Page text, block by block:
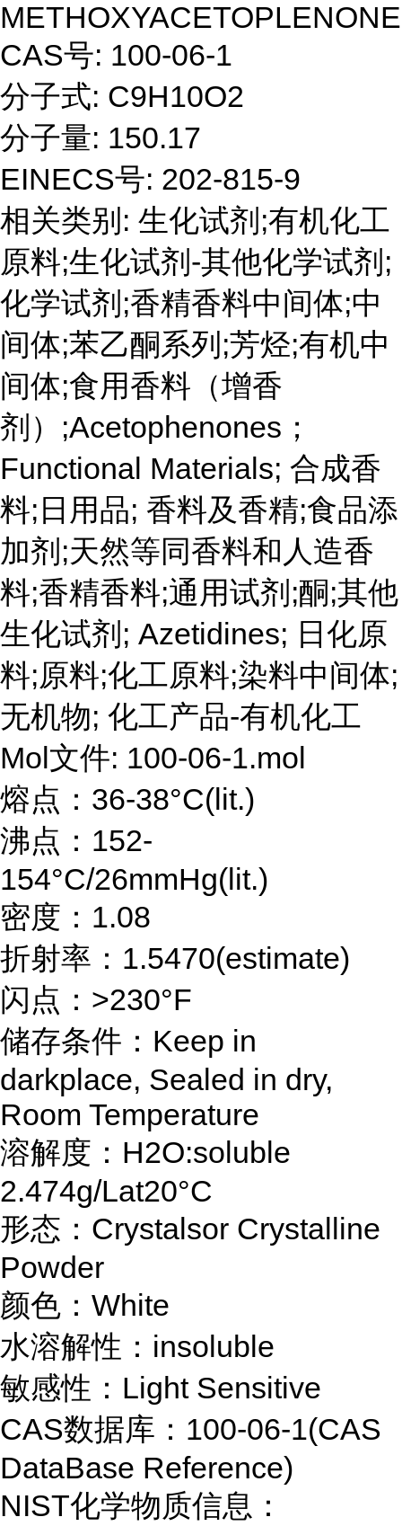
METHOXYACETOPLENONE
CAS号: 100-06-1
分子式: C9H10O2
分子量: 150.17
EINECS号: 202-815-9
相关类别: 生化试剂;有机化工
原料;生化试剂-其他化学试剂;
化学试剂;香精香料中间体;中
间体;苯乙酮系列;芳烃;有机中
间体;食用香料（增香
剂）;Acetophenones；
Functional Materials; 合成香
料;日用品; 香料及香精;食品添
加剂;天然等同香料和人造香
料;香精香料;通用试剂;酮;其他
生化试剂; Azetidines; 日化原
料;原料;化工原料;染料中间体;
无机物; 化工产品-有机化工
Mol文件: 100-06-1.mol
熔点：36-38°C(lit.)
沸点：152-
154°C/26mmHg(lit.)
密度：1.08
折射率：1.5470(estimate)
闪点：>230°F
储存条件：Keep in
darkplace, Sealed in dry,
Room Temperature
溶解度：H2O:soluble
2.474g/Lat20°C
形态：Crystalsor Crystalline
Powder
颜色：White
水溶解性：insoluble
敏感性：Light Sensitive
CAS数据库：100-06-1(CAS
DataBase Reference)
NIST化学物质信息：